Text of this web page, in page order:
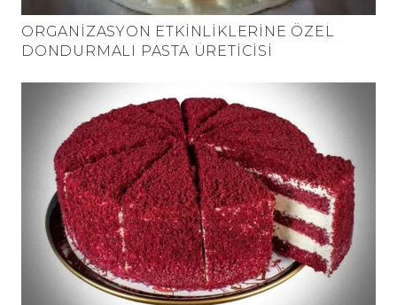
ORGANIZASYON ETKINLIKLERINE ÖZEL
DONDURMALI PASTA ÜRETICISI